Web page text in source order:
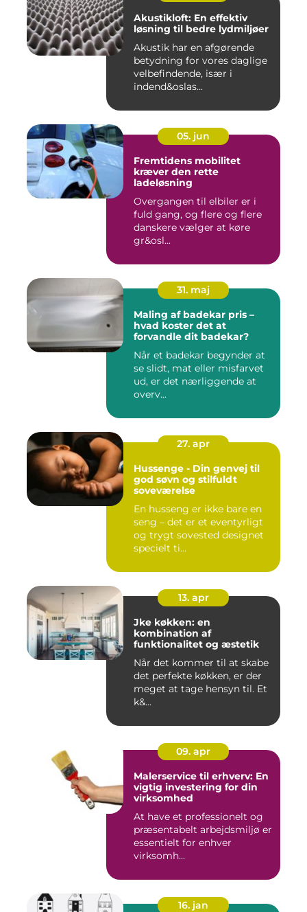
Akustikloft: En effektiv
løsning til bedre lydmiljøer
Akustik har en afgørende
betydning for vores daglige
velbefindende, især i
indend&oslas...
05. jun
Fremtidens mobilitet
kræver den rette
ladeløsning
Overgangen til elbiler er i
fuld gang, og flere og flere
danskere vælger at køre
gr&osl...
31. maj
Maling af badekar pris –
hvad koster det at
forvandle dit badekar?
Når et badekar begynder at
se slidt, mat eller misfarvet
ud, er det nærliggende at
overv...
27. apr
Hussenge - Din genvej til
god søvn og stilfuldt
soveværelse
En husseng er ikke bare en
seng – det er et eventyrligt
og trygt sovested designet
specielt ti...
13. apr
Jke køkken: en
kombination af
funktionalitet og æstetik
Når det kommer til at skabe
det perfekte køkken, er der
meget at tage hensyn til. Et
k&...
09. apr
Malerservice til erhverv: En
vigtig investering for din
virksomhed
At have et professionelt og
præsentabelt arbejdsmiljø er
essentielt for enhver
virksomh...
16. jan